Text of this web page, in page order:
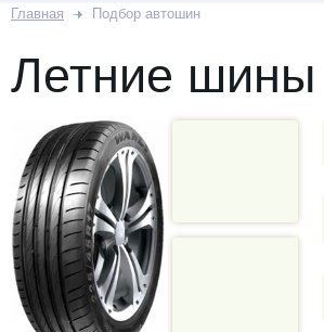
Главная Подбор автошин
Летние шины